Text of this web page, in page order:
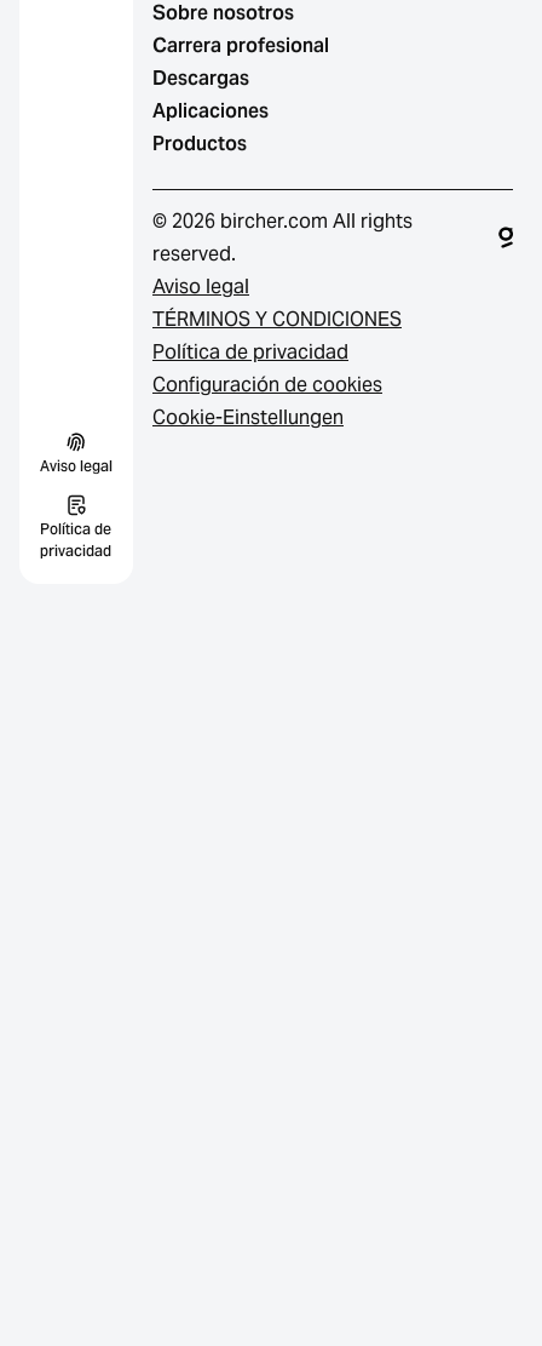
Aviso legal
Política de
privacidad
Sobre nosotros
Carrera profesional
Descargas
Aplicaciones
Productos
© 2026 bircher.com All rights
reserved.
Aviso legal
TÉRMINOS Y CONDICIONES
Política de privacidad
Configuración de cookies
Cookie-Einstellungen